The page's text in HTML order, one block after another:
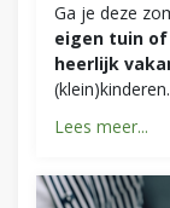
Ga je deze
eigen tuin
heerlijk
(klein)kinderen.
Lees meer...